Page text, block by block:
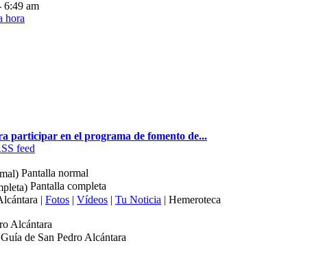
6:49 am
participar en el programa de fomento de...
Pantalla normal
Pantalla completa
| Fotos | Vídeos | Tu Noticia | Hemeroteca
Alcántara
Guía de San Pedro Alcántara